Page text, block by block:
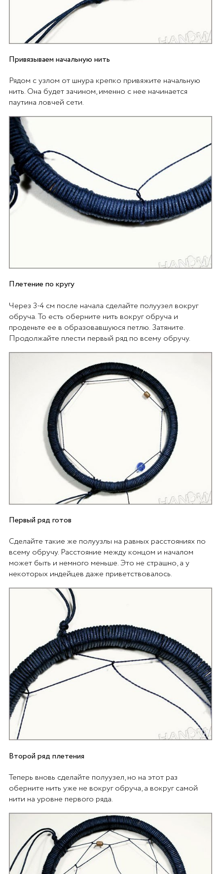
Привязываем начальную нить
Рядом с узлом от шнура крепко привяжите начальную
нить. Она будет зачином, именно с нее начинается
паутина ловчей сети.
Плетение по кругу
Через 3-4 см после начала сделайте полуузел вокруг
обруча. То есть оберните нить вокруг обруча и
проденьте ее в образовавшуюся петлю. Затяните.
Продолжайте плести первый ряд по всему обручу.
Первый ряд готов
Сделайте такие же полуузлы на равных расстояниях по
всему обручу. Расстояние между концом и началом
может быть и немного меньше. Это не страшно, а у
некоторых индейцев даже приветствовалось.
Второй ряд плетения
Теперь вновь сделайте полуузел, но на этот раз
оберните нить уже не вокруг обруча, а вокруг самой
нити на уровне первого ряда.